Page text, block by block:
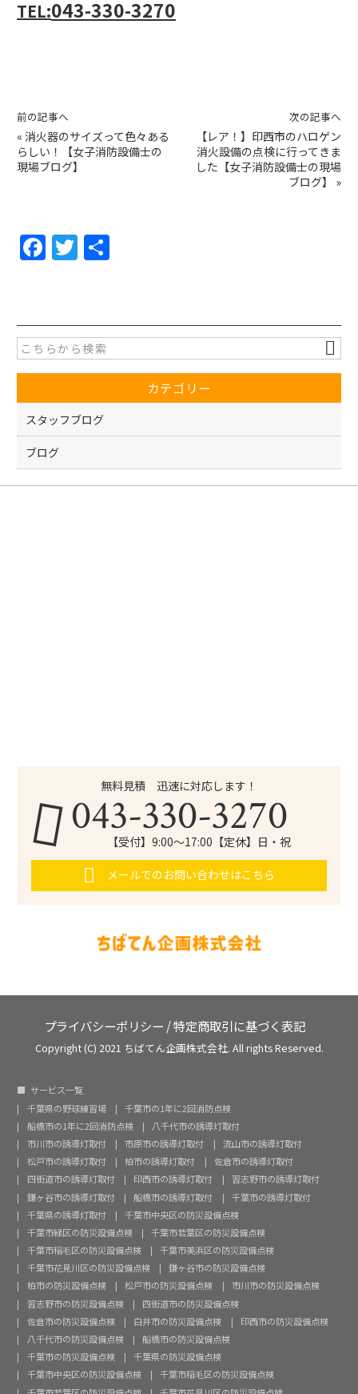
TEL:043-330-3270
前の記事へ
« 消火器のサイズって色々ある
らしい！【女子消防設備士の
現場ブログ】
次の記事へ
【レア！】印西市のハロゲン
消火設備の点検に行ってきま
した【女子消防設備士の現場
ブログ】
»
F
e
b
o
o
k
T
er
カテゴリー
スタッフブログ
ブログ
無料見積 迅速に対応します！
043-330-3270
【受付】9:00～17:00【定休】日・祝
メールでのお問い合わせはこちら
プライバシーポリシー /特定商取引に基づく表記
Copyright (C) 2021 ちばてん企画株式会社. All rights Reserved.
サービス一覧
千葉県の野球練習場
千葉市の1年に2回消防点検
船橋市の1年に2回消防点検
八千代市の誘導灯取付
市川市の誘導灯取付
市原市の誘導灯取付
流山市の誘導灯取付
松戸市の誘導灯取付
柏市の誘導灯取付
佐倉市の誘導灯取付
四街道市の誘導灯取付
印西市の誘導灯取付
習志野市の誘導灯取付
鎌ヶ谷市の誘導灯取付
船橋市の誘導灯取付
千葉市の誘導灯取付
千葉県の誘導灯取付
千葉市中央区の防災設備点検
千葉市緑区の防災設備点検
千葉市若葉区の防災設備点検
千葉市稲毛区の防災設備点検
千葉市美浜区の防災設備点検
千葉市花見川区の防災設備点検
鎌ヶ谷市の防災設備点検
柏市の防災設備点検
松戸市の防災設備点検
市川市の防災設備点検
習志野市の防災設備点検
四街道市の防災設備点検
佐倉市の防災設備点検
白井市の防災設備点検
印西市の防災設備点検
八千代市の防災設備点検
船橋市の防災設備点検
千葉市の防災設備点検
千葉県の防災設備点検
千葉市中央区の防災設備点検
千葉市稲毛区の防災設備点検